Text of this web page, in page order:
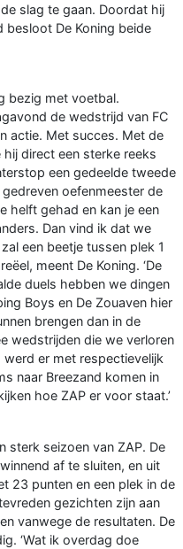
slag te gaan. Doordat hij
besloot De Koning beide
bezig met voetbal.
de wedstrijd van FC
actie. Met succes. Met de
direct een sterke reeks
een gedeelde tweede
gedreven oefenmeester de
helft gehad en kan je een
Dan vind ik dat we
een beetje tussen plek 1
meent De Koning. ‘De
duels hebben we dingen
Boys en De Zouaven hier
brengen dan in de
wedstrijden die we verloren
werd er met respectievelijk
naar Breezand komen in
hoe ZAP er voor staat.’
sterk seizoen van ZAP. De
af te sluiten, en uit
23 punten en een plek in de
gezichten zijn aan
vanwege de resultaten. De
‘Wat ik overdag doe